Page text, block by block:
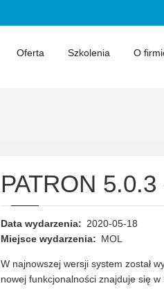
Oferta Szkolenia O
PATRON
Data wydarzenia
2020-05-18
Miejsce wydarzenia
MOL
W najnowszej wersji system został
nowej funkcjonalności znajduje się w